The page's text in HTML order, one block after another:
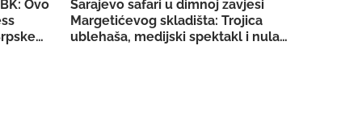
Ovo
za
Sarajevo safari u dimnoj zavjesi
Margetićevog skladišta: Trojica
ublehaša, medijski spektakl i nula